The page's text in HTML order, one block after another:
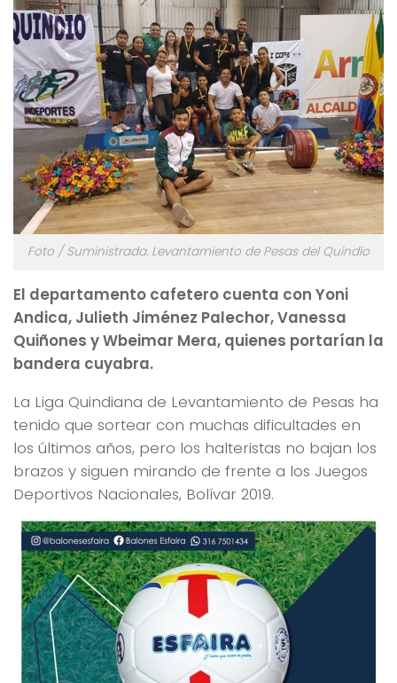
Foto / Suministrada. Levantamiento de Pesas del Quindío
El departamento cafetero cuenta con Yoni
Andica, Julieth Jiménez Palechor, Vanessa
Quiñones y Wbeimar Mera, quienes portarían la
bandera cuyabra.
La Liga Quindiana de Levantamiento de Pesas ha
tenido que sortear con muchas dificultades en
los últimos años, pero los halteristas no bajan los
brazos y siguen mirando de frente a los Juegos
Deportivos Nacionales, Bolívar 2019.